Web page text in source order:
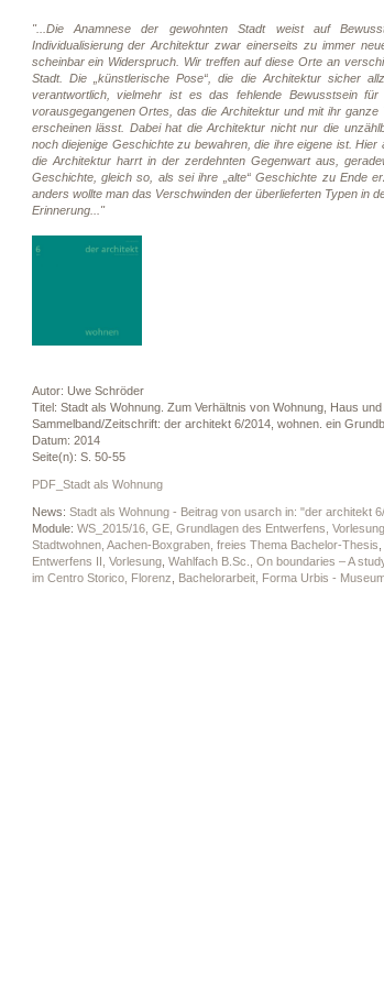
"...Die Anamnese der gewohnten Stadt weist auf
Individualisierung der Architektur zwar einerseits zu immer
scheinbar ein Widerspruch. Wir treffen auf diese Orte an
Stadt. Die „künstlerische Pose“, die die Architektur sicher
verantwortlich, vielmehr ist es das fehlende Bewusstsein
vorausgegangenen Ortes, das die Architektur und mit ihr
erscheinen lässt. Dabei hat die Architektur nicht nur die
noch diejenige Geschichte zu bewahren, die ihre eigene ist.
die Architektur harrt in der zerdehnten Gegenwart aus,
Geschichte, gleich so, als sei ihre „alte“ Geschichte zu Ende
anders wollte man das Verschwinden der überlieferten Typen in
Erinnerung..."
Autor: Uwe Schröder
Titel: Stadt als Wohnung. Zum Verhältnis von Wohnung, Haus und
Sammelband/Zeitschrift: der architekt 6/2014, wohnen. ein
Datum: 2014
Seite(n): S. 50-55
PDF_Stadt als Wohnung
News: Stadt als Wohnung - Beitrag von usarch in: "der architekt
Module: WS_2015/16, GE, Grundlagen des Entwerfens,
Stadtwohnen, Aachen-Boxgraben, freies Thema Bachelor-Thesis
Entwerfens II, Vorlesung, Wahlfach B.Sc., On boundaries – A
im Centro Storico, Florenz
Bachelorarbeit, Forma Urbis -